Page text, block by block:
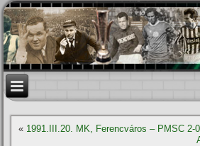
« 1991.III.20. MK, Ferencváros – PMSC 2-0